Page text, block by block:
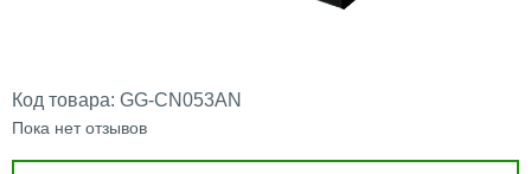
Код товара: GG-CN053AN
Пока нет отзывов